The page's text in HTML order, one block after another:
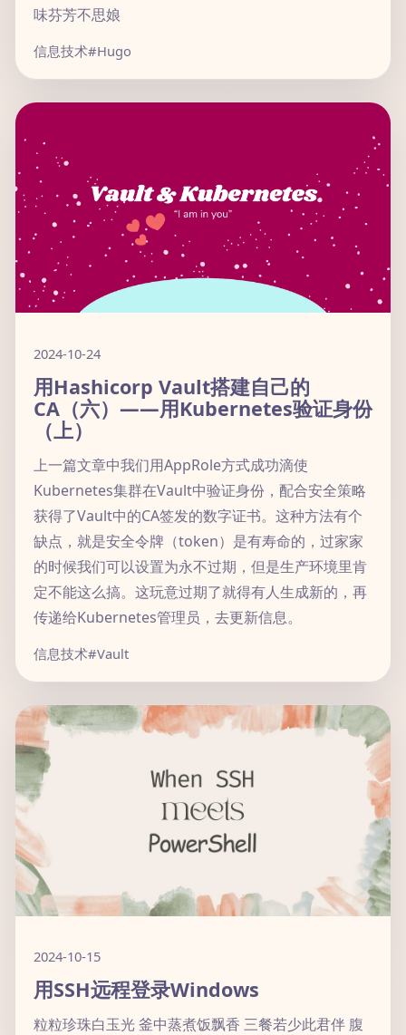
味芬芳不思娘
信息技术#Hugo
2024-10-24
用Hashicorp Vault搭建自己的
CA（六）——用Kubernetes验证身份
（上）
上一篇文章中我们用AppRole方式成功滴使
Kubernetes集群在Vault中验证身份，配合安全策略
获得了Vault中的CA签发的数字证书。这种方法有个
缺点，就是安全令牌（token）是有寿命的，过家家
的时候我们可以设置为永不过期，但是生产环境里肯
定不能这么搞。这玩意过期了就得有人生成新的，再
传递给Kubernetes管理员，去更新信息。
信息技术#Vault
2024-10-15
用SSH远程登录Windows
粒粒珍珠白玉光 釜中蒸煮饭飘香 三餐若少此君伴 腹